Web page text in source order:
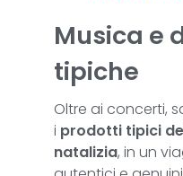
Musica e
tipiche
Oltre ai concerti,
i prodotti tipici
natalizia, in un